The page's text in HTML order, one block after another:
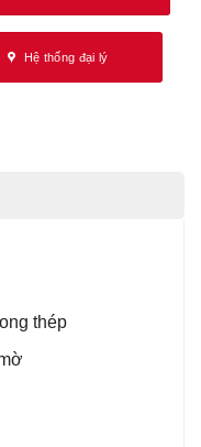
Hệ thống đại lý
thép